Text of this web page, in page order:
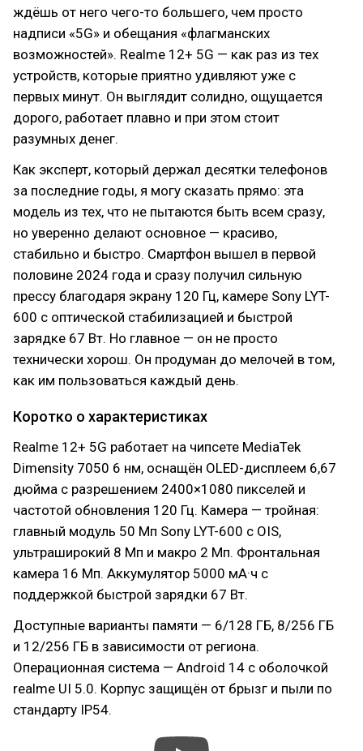
ждёшь от него чего-то большего, чем просто
надписи «5G» и обещания «флагманских
возможностей». Realme 12+ 5G — как раз из тех
устройств, которые приятно удивляют уже с
первых минут. Он выглядит солидно, ощущается
дорого, работает плавно и при этом стоит
разумных денег.
Как эксперт, который держал десятки телефонов
за последние годы, я могу сказать прямо: эта
модель из тех, что не пытаются быть всем сразу,
но уверенно делают основное — красиво,
стабильно и быстро. Смартфон вышел в первой
половине 2024 года и сразу получил сильную
прессу благодаря экрану 120 Гц, камере Sony LYT-
600 с оптической стабилизацией и быстрой
зарядке 67 Вт. Но главное — он не просто
технически хорош. Он продуман до мелочей в том,
как им пользоваться каждый день.
Коротко о характеристиках
Realme 12+ 5G работает на чипсете MediaTek
Dimensity 7050 6 нм, оснащён OLED-дисплеем 6,67
дюйма с разрешением 2400×1080 пикселей и
частотой обновления 120 Гц. Камера — тройная:
главный модуль 50 Мп Sony LYT-600 с OIS,
ультраширокий 8 Мп и макро 2 Мп. Фронтальная
камера 16 Мп. Аккумулятор 5000 мА·ч с
поддержкой быстрой зарядки 67 Вт.
Доступные варианты памяти — 6/128 ГБ, 8/256 ГБ
и 12/256 ГБ в зависимости от региона.
Операционная система — Android 14 с оболочкой
realme UI 5.0. Корпус защищён от брызг и пыли по
стандарту IP54.